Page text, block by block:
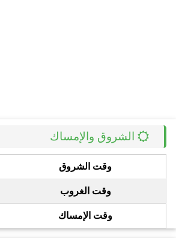
الشروق والإمساك
وقت الشروق
وقت الغروب
وقت الإمساك